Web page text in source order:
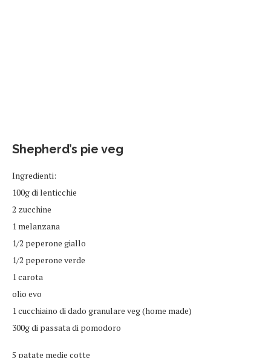
Shepherd’s pie veg
Ingredienti:
100g di lenticchie
2 zucchine
1 melanzana
1/2 peperone giallo
1/2 peperone verde
1 carota
olio evo
1 cucchiaino di dado granulare veg (home made)
300g di passata di pomodoro
5 patate medie cotte